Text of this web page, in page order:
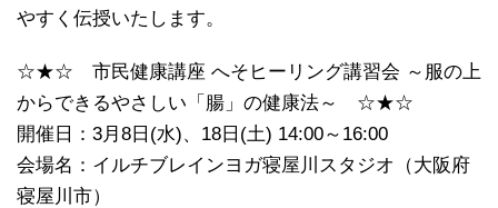
やすく伝授いたします。
☆★☆ 市民健康講座 へそヒーリング講習会 ～服の上
からできるやさしい「腸」の健康法～ ☆★☆
開催日：3月8日(水)、18日(土) 14:00～16:00
会場名：イルチブレインヨガ寝屋川スタジオ（大阪府
寝屋川市）